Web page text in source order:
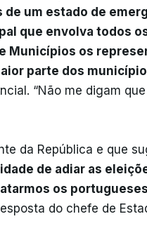
um estado de
que envolva todos
Municípios os
parte dos
“Não me digam
da República e que
de adiar as
os
do chefe de